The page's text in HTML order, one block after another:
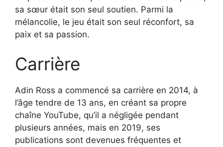
sa sœur était son seul soutien. Parmi la
mélancolie, le jeu était son seul réconfort, sa
paix et sa passion.
Carrière
Adin Ross a commencé sa carrière en 2014, à
l’âge tendre de 13 ans, en créant sa propre
chaîne YouTube, qu’il a négligée pendant
plusieurs années, mais en 2019, ses
publications sont devenues fréquentes et